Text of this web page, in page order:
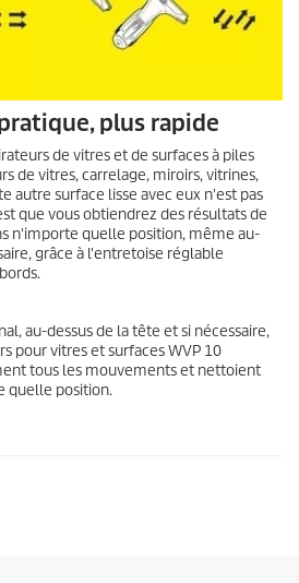
plus rapide
de vitres et de surfaces à piles
de vitres, carrelage, miroirs, vitrines,
autre surface lisse avec eux n'est pas
que vous obtiendrez des résultats de
n'importe quelle position, même au-
grâce à l'entretoise réglable
au-dessus de la tête et si nécessaire,
pour vitres et surfaces WVP 10
tous les mouvements et nettoient
quelle position.